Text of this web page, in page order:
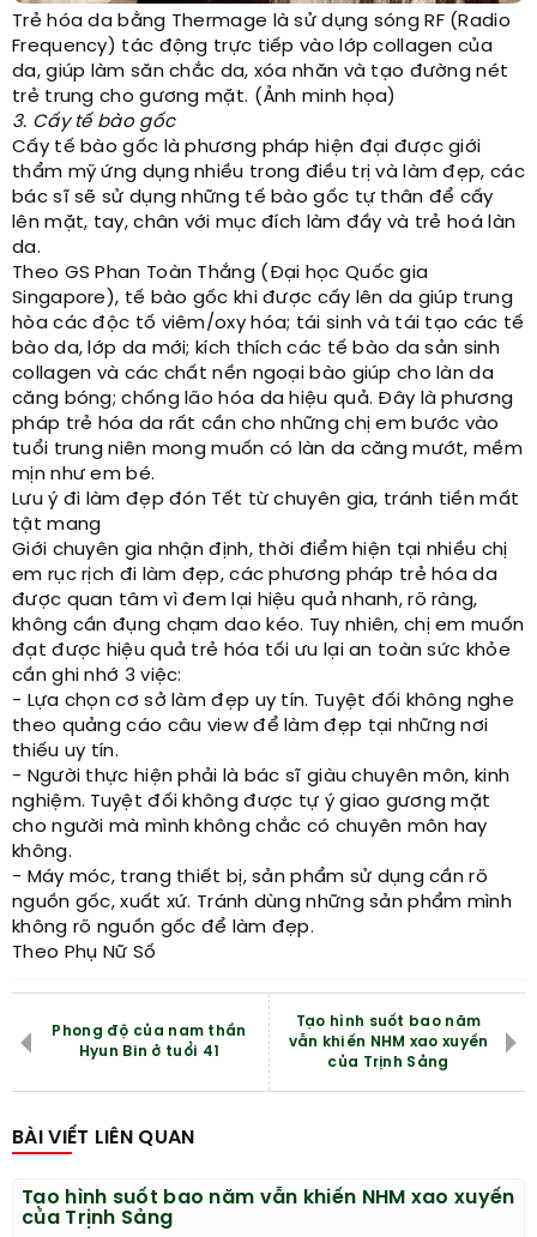
Trẻ hóa da bằng Thermage là sử dụng sóng RF (Radio
Frequency) tác động trực tiếp vào lớp collagen của
da, giúp làm săn chắc da, xóa nhăn và tạo đường nét
trẻ trung cho gương mặt. (Ảnh minh họa)
3. Cấy tế bào gốc
Cấy tế bào gốc là phương pháp hiện đại được giới
thẩm mỹ ứng dụng nhiều trong điều trị và làm đẹp, các
bác sĩ sẽ sử dụng những tế bào gốc tự thân để cấy
lên mặt, tay, chân với mục đích làm đầy và trẻ hoá làn
da.
Theo GS Phan Toàn Thắng (Đại học Quốc gia
Singapore), tế bào gốc khi được cấy lên da giúp trung
hòa các độc tố viêm/oxy hóa; tái sinh và tái tạo các tế
bào da, lớp da mới; kích thích các tế bào da sản sinh
collagen và các chất nền ngoại bào giúp cho làn da
căng bóng; chống lão hóa da hiệu quả. Đây là phương
pháp trẻ hóa da rất cần cho những chị em bước vào
tuổi trung niên mong muốn có làn da căng mướt, mềm
mịn như em bé.
Lưu ý đi làm đẹp đón Tết từ chuyên gia, tránh tiền mất
tật mang
Giới chuyên gia nhận định, thời điểm hiện tại nhiều chị
em rục rịch đi làm đẹp, các phương pháp trẻ hóa da
được quan tâm vì đem lại hiệu quả nhanh, rõ ràng,
không cần đụng chạm dao kéo. Tuy nhiên, chị em muốn
đạt được hiệu quả trẻ hóa tối ưu lại an toàn sức khỏe
cần ghi nhớ 3 việc:
- Lựa chọn cơ sở làm đẹp uy tín. Tuyệt đối không nghe
theo quảng cáo câu view để làm đẹp tại những nơi
thiếu uy tín.
- Người thực hiện phải là bác sĩ giàu chuyên môn, kinh
nghiệm. Tuyệt đối không được tự ý giao gương mặt
cho người mà mình không chắc có chuyên môn hay
không.
- Máy móc, trang thiết bị, sản phẩm sử dụng cần rõ
nguồn gốc, xuất xứ. Tránh dùng những sản phẩm mình
không rõ nguồn gốc để làm đẹp.
Theo Phụ Nữ Số
Phong độ của nam thần
Hyun Bin ở tuổi 41
Tạo hình suốt bao năm
vẫn khiến NHM xao xuyến
của Trịnh Sảng
BÀI VIẾT LIÊN QUAN
Tạo hình suốt bao năm vẫn khiến NHM xao xuyến
của Trịnh Sảng